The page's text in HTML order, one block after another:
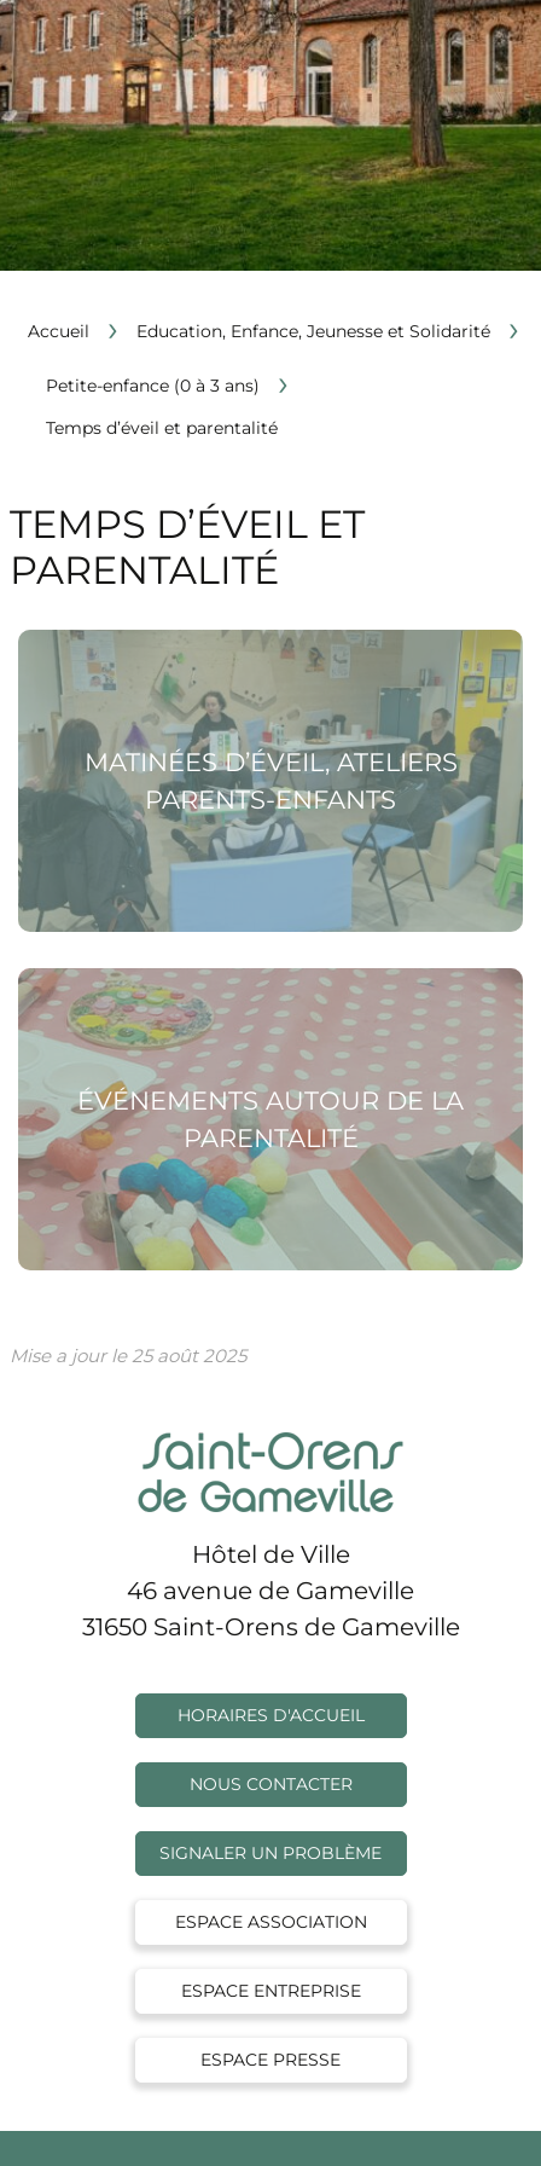
Accueil › Education, Enfance, Jeunesse et Solidarité ›
Petite-enfance (0 à 3 ans) ›
Temps d’éveil et parentalité
TEMPS D’ÉVEIL ET
PARENTALITÉ
MATINÉES D’ÉVEIL, ATELIERS
PARENTS-ENFANTS
Voir la page Matinées d’éveil, ateliers parents-enfants
ÉVÉNEMENTS AUTOUR DE LA
PARENTALITÉ
Voir la page Événements autour de la parentalité
Mise a jour le25 août 2025
Hôtel de Ville
46 avenue de Gameville
31650 Saint-Orens de Gameville
HORAIRES D'ACCUEIL
NOUS CONTACTER
SIGNALER UN PROBLÈME
ESPACE ASSOCIATION
ESPACE ENTREPRISE
ESPACE PRESSE